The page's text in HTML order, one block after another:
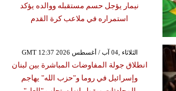
نيمار يؤجل حسم مستقبله ووالده يؤكد
استمراره في ملاعب كرة القدم
GMT 12:37 2026 الثلاثاء ,04 آب / أغسطس
انطلاق جولة المفاوضات المباشرة بين لبنان
وإسرائيل في روما و"حزب الله" يهاجم